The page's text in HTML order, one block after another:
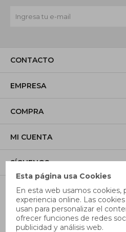
Esta página usa Cookies
En esta web usamos cookies,
experiencia online. Las
usan para personalizar el
ofrecer funciones de redes
publicidad y análisis web.
CONTACTO
EMPRESA
COMPRA
MI CUENTA
SÍGUENOS